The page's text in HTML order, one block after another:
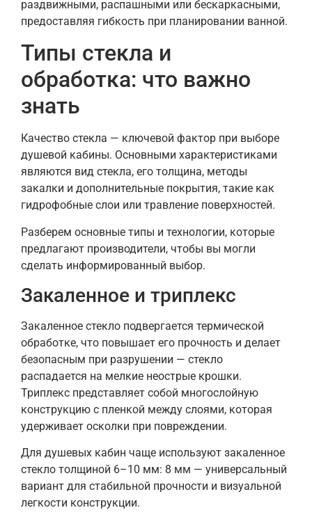
раздвижными, распашными или бескаркасными,
предоставляя гибкость при планировании ванной.
Типы стекла и
обработка: что важно
знать
Качество стекла — ключевой фактор при выборе
душевой кабины. Основными характеристиками
являются вид стекла, его толщина, методы
закалки и дополнительные покрытия, такие как
гидрофобные слои или травление поверхностей.
Разберем основные типы и технологии, которые
предлагают производители, чтобы вы могли
сделать информированный выбор.
Закаленное и триплекс
Закаленное стекло подвергается термической
обработке, что повышает его прочность и делает
безопасным при разрушении — стекло
распадается на мелкие неострые крошки.
Триплекс представляет собой многослойную
конструкцию с пленкой между слоями, которая
удерживает осколки при повреждении.
Для душевых кабин чаще используют закаленное
стекло толщиной 6–10 мм: 8 мм — универсальный
вариант для стабильной прочности и визуальной
легкости конструкции.